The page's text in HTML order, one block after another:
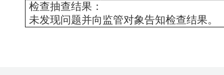
检查抽查结果：
未发现问题并向监管对象告知检查结果。